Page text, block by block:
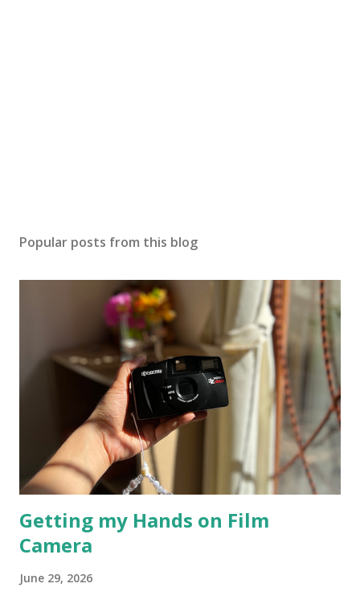
Popular posts from this blog
Getting my Hands on Film
Camera
June 29, 2026